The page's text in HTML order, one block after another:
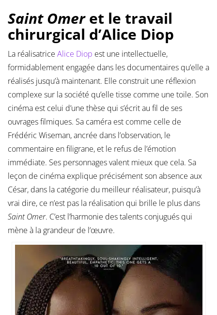
Saint Omeret le travail
chirurgical d’Alice Diop
La réalisatrice Alice Diop est une intellectuelle,
formidablement engagée dans les documentaires qu’elle a
réalisés jusqu’à maintenant. Elle construit une réflexion
complexe sur la société qu’elle tisse comme une toile. Son
cinéma est celui d’une thèse qui s’écrit au fil de ses
ouvrages filmiques. Sa caméra est comme celle de
Frédéric Wiseman, ancrée dans l’observation, le
commentaire en filigrane, et le refus de l’émotion
immédiate. Ses personnages valent mieux que cela. Sa
leçon de cinéma explique précisément son absence aux
César, dans la catégorie du meilleur réalisateur, puisqu’à
vrai dire, ce n’est pas la réalisation qui brille le plus dans
Saint Omer. C’est l’harmonie des talents conjugués qui
mène à la grandeur de l’œuvre.